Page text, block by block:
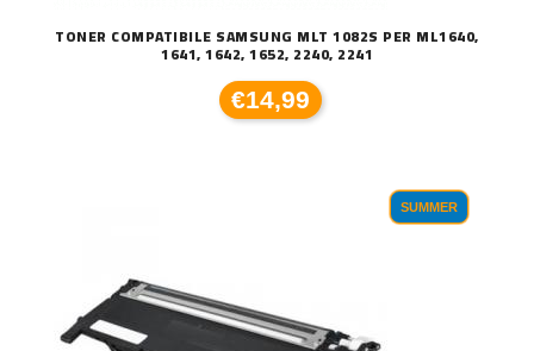
TONER COMPATIBILE SAMSUNG MLT 1082S PER ML1640,
1641, 1642, 1652, 2240, 2241
€14,99
SUMMER